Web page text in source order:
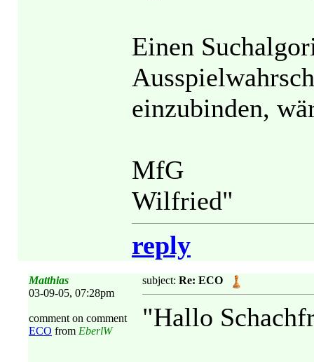
Einen
einzubinden,
MfG
Wilfried"
reply
Matthias
03-09-05, 07:28pm
comment on comment
ECO from EberlW
subject: Re: ECO
"Hallo